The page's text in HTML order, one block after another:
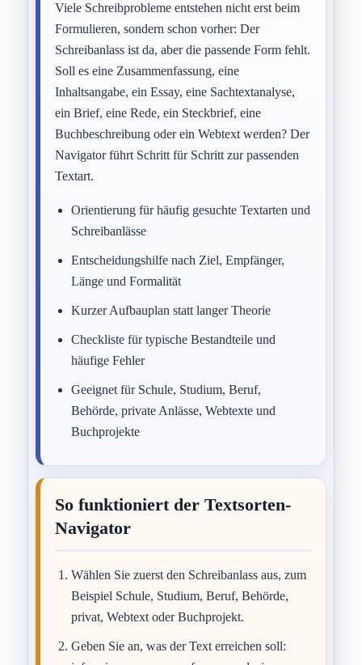
Viele Schreibprobleme entstehen nicht erst beim
Formulieren, sondern schon vorher: Der
Schreibanlass ist da, aber die passende Form fehlt.
Soll es eine Zusammenfassung, eine
Inhaltsangabe, ein Essay, eine Sachtextanalyse,
ein Brief, eine Rede, ein Steckbrief, eine
Buchbeschreibung oder ein Webtext werden? Der
Navigator führt Schritt für Schritt zur passenden
Textart.
Orientierung für häufig gesuchte Textarten und
Schreibanlässe
Entscheidungshilfe nach Ziel, Empfänger,
Länge und Formalität
Kurzer Aufbauplan statt langer Theorie
Checkliste für typische Bestandteile und
häufige Fehler
Geeignet für Schule, Studium, Beruf,
Behörde, private Anlässe, Webtexte und
Buchprojekte
So funktioniert der Textsorten-
Navigator
Wählen Sie zuerst den Schreibanlass aus, zum
Beispiel Schule, Studium, Beruf, Behörde,
privat, Webtext oder Buchprojekt.
Geben Sie an, was der Text erreichen soll: